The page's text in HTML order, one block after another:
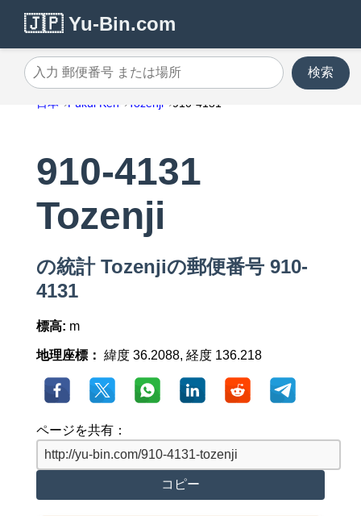
🇯🇵 Yu-Bin.com
入力 郵便番号 または場所
検索
日本 Fukui Ken Tozenji 910-4131
910-4131
Tozenji
の統計 Tozenjiの郵便番号 910-
4131
標高: m
地理座標： 緯度 36.2088, 経度 136.218
ページを共有：
コピー